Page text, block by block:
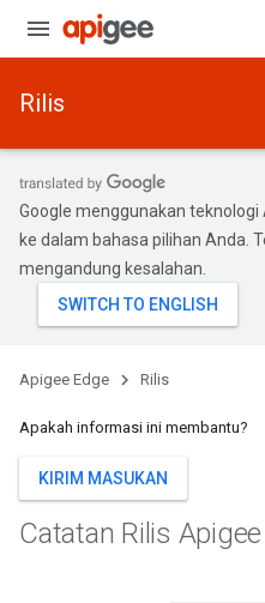
Rilis
Google menggunakan
ke dalam bahasa pilihan Anda.
mengandung kesalahan.
Apigee Edge Rilis
Apakah informasi ini membantu?
KIRIM MASUKAN
Catatan Rilis